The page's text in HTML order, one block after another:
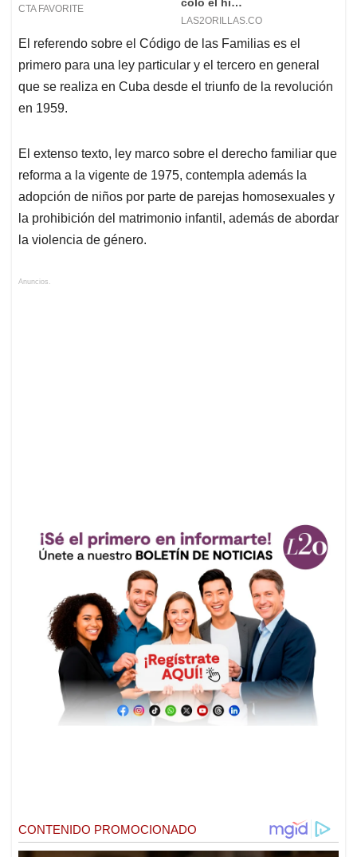
El referendo sobre el Código de las Familias es el
primero para una ley particular y el tercero en general
que se realiza en Cuba desde el triunfo de la revolución
en 1959.
El extenso texto, ley marco sobre el derecho familiar que
reforma a la vigente de 1975, contempla además la
adopción de niños por parte de parejas homosexuales y
la prohibición del matrimonio infantil, además de abordar
la violencia de género.
Anuncios.